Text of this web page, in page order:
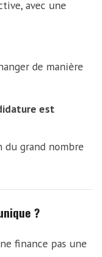
avec une
de manière
est
du grand nombre
?
ne finance pas une